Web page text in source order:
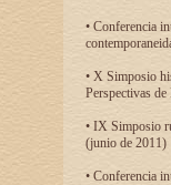
• Conferencia
• X Simposio
Perspectivas
• IX Simposio
(junio de 2011)
• Conferencia